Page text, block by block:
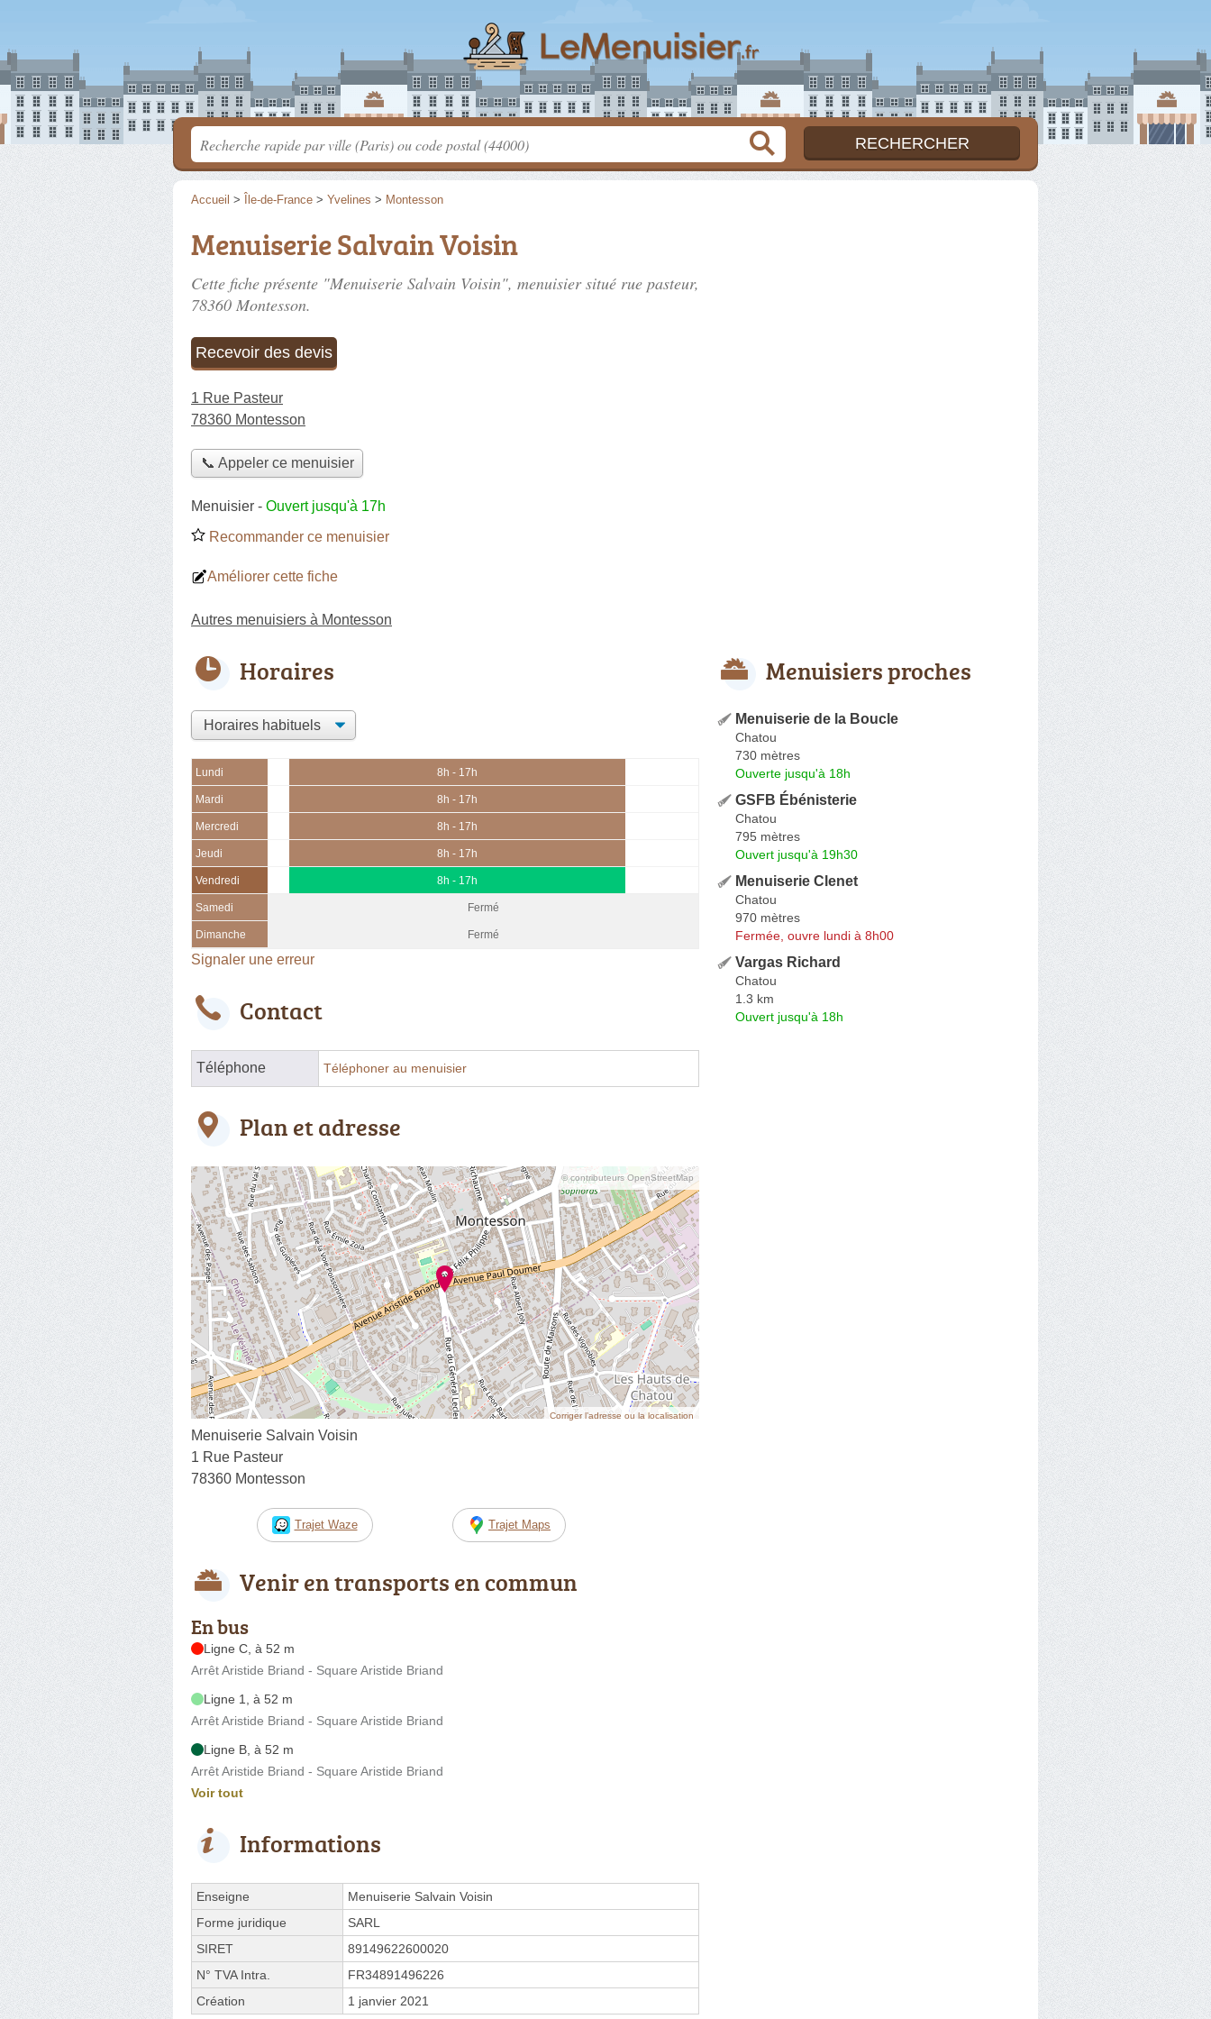
Accueil > Île-de-France > Yvelines > Montesson
Menuiserie Salvain Voisin
Cette fiche présente "Menuiserie Salvain Voisin", menuisier situé rue pasteur,
78360 Montesson.
Recevoir des devis
1 Rue Pasteur
78360 Montesson
📞 Appeler ce menuisier
Menuisier - Ouvert jusqu'à 17h
Recommander ce menuisier
Améliorer cette fiche
Autres menuisiers à Montesson
Horaires
Lundi 8h - 17h
Mardi 8h - 17h
Mercredi 8h - 17h
Jeudi 8h - 17h
Vendredi 8h - 17h
Samedi Fermé
Dimanche Fermé
Signaler une erreur
Contact
Téléphone Téléphoner au menuisier
Plan et adresse
© contributeurs OpenStreetMap
Corriger l’adresse ou la localisation
Menuiserie Salvain Voisin
1 Rue Pasteur
78360 Montesson
Trajet Waze Trajet Maps
Venir en transports en commun
En bus
Ligne C, à 52 m
Arrêt Aristide Briand - Square Aristide Briand
Ligne 1, à 52 m
Arrêt Aristide Briand - Square Aristide Briand
Ligne B, à 52 m
Arrêt Aristide Briand - Square Aristide Briand
Voir tout
Informations
Enseigne
Menuiserie Salvain Voisin
Forme juridique
SARL
SIRET
89149622600020
N° TVA Intra.
FR34891496226
Création
1 janvier 2021
Menuisiers proches
Menuiserie de la Boucle
Chatou
730 mètres
Ouverte jusqu'à 18h
GSFB Ébénisterie
Chatou
795 mètres
Ouvert jusqu'à 19h30
Menuiserie Clenet
Chatou
970 mètres
Fermée, ouvre lundi à 8h00
Vargas Richard
Chatou
1.3 km
Ouvert jusqu'à 18h